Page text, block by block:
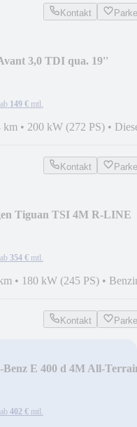
Kontakt
3,0 TDI qua. 19''
149 € mtl.
km • 200 kW (272 PS) •
Kontakt
Tiguan TSI 4M R-LINE
354 € mtl.
• 180 kW (245 PS) •
Kontakt
Benz E 400 d 4M All-
402 € mtl.